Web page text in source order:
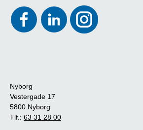
Nyborg
Vestergade 17
5800 Nyborg
Tlf.: 63 31 28 00